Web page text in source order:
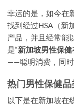
幸运的是，如今在
找到经过HSA（新
产品，并且经常能
是“新加坡男性保
——聪明消费，同时
热门男性保健
以下是在新加坡在